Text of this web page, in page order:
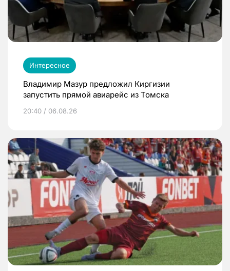
Интересное
Владимир Мазур предложил Киргизии
запустить прямой авиарейс из Томска
20:40 / 06.08.26